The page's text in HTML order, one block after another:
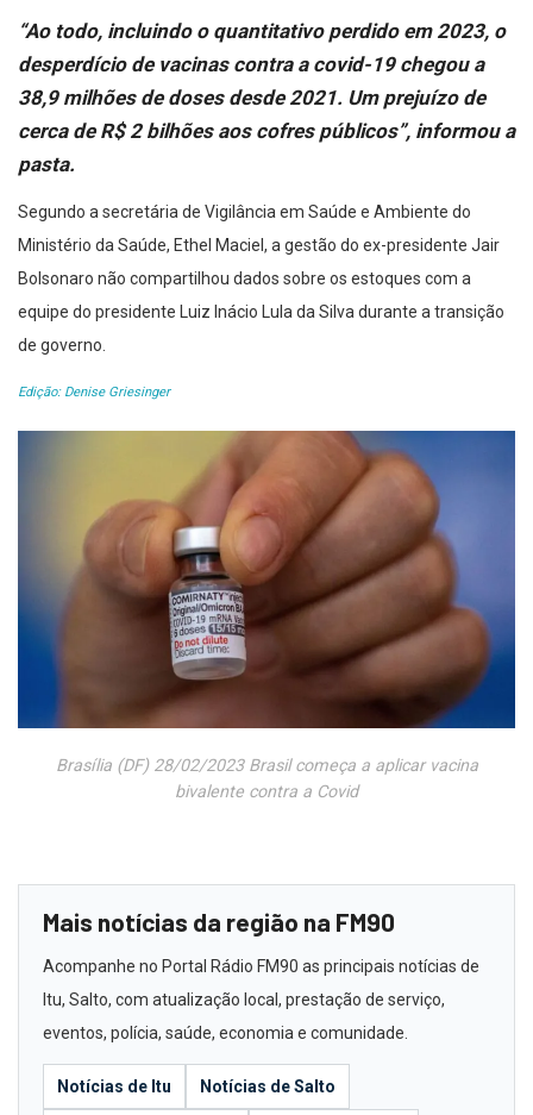
“Ao todo, incluindo o quantitativo perdido em 2023, o
desperdício de vacinas contra a covid-19 chegou a
38,9 milhões de doses desde 2021. Um prejuízo de
cerca de R$ 2 bilhões aos cofres públicos”, informou a
pasta.
Segundo a secretária de Vigilância em Saúde e Ambiente do
Ministério da Saúde, Ethel Maciel, a gestão do ex-presidente Jair
Bolsonaro não compartilhou dados sobre os estoques com a
equipe do presidente Luiz Inácio Lula da Silva durante a transição
de governo.
Edição: Denise Griesinger
Brasília (DF) 28/02/2023 Brasil começa a aplicar vacina
bivalente contra a Covid
Mais notícias da região na FM90
Acompanhe no Portal Rádio FM90 as principais notícias de
Itu, Salto, com atualização local, prestação de serviço,
eventos, polícia, saúde, economia e comunidade.
Notícias de Itu Notícias de Salto